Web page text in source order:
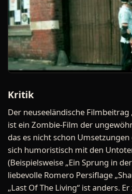
Kritik
Der neuseeländische Filmbeitrag
ist ein Zombie-Film der
das es nicht schon
sich humoristisch mit den
(Beispielsweise „Ein Sprung in
liebevolle Romero Persiflage
„Last Of The Living“ ist anders.